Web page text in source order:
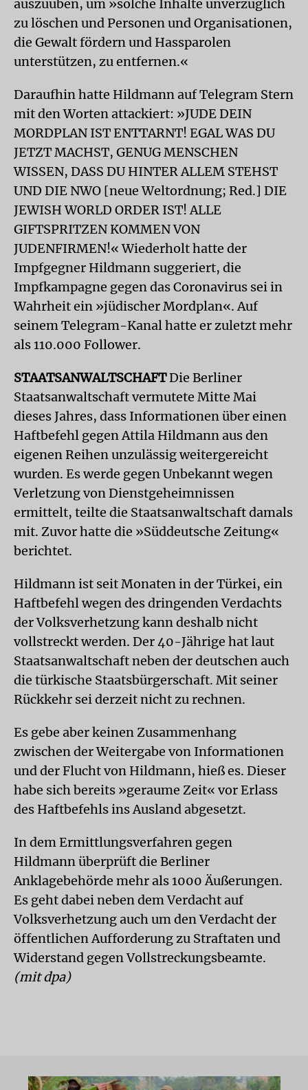
auszuüben, um »solche Inhalte unverzüglich
zu löschen und Personen und Organisationen,
die Gewalt fördern und Hassparolen
unterstützen, zu entfernen.«
Daraufhin hatte Hildmann auf Telegram Stern
mit den Worten attackiert: »JUDE DEIN
MORDPLAN IST ENTTARNT! EGAL WAS DU
JETZT MACHST, GENUG MENSCHEN
WISSEN, DASS DU HINTER ALLEM STEHST
UND DIE NWO [neue Weltordnung; Red.] DIE
JEWISH WORLD ORDER IST! ALLE
GIFTSPRITZEN KOMMEN VON
JUDENFIRMEN!« Wiederholt hatte der
Impfgegner Hildmann suggeriert, die
Impfkampagne gegen das Coronavirus sei in
Wahrheit ein »jüdischer Mordplan«. Auf
seinem Telegram-Kanal hatte er zuletzt mehr
als 110.000 Follower.
STAATSANWALTSCHAFTDie Berliner
Staatsanwaltschaft vermutete Mitte Mai
dieses Jahres, dass Informationen über einen
Haftbefehl gegen Attila Hildmann aus den
eigenen Reihen unzulässig weitergereicht
wurden. Es werde gegen Unbekannt wegen
Verletzung von Dienstgeheimnissen
ermittelt, teilte die Staatsanwaltschaft damals
mit. Zuvor hatte die »Süddeutsche Zeitung«
berichtet.
Hildmann ist seit Monaten in der Türkei, ein
Haftbefehl wegen des dringenden Verdachts
der Volksverhetzung kann deshalb nicht
vollstreckt werden. Der 40-Jährige hat laut
Staatsanwaltschaft neben der deutschen auch
die türkische Staatsbürgerschaft. Mit seiner
Rückkehr sei derzeit nicht zu rechnen.
Es gebe aber keinen Zusammenhang
zwischen der Weitergabe von Informationen
und der Flucht von Hildmann, hieß es. Dieser
habe sich bereits »geraume Zeit« vor Erlass
des Haftbefehls ins Ausland abgesetzt.
In dem Ermittlungsverfahren gegen
Hildmann überprüft die Berliner
Anklagebehörde mehr als 1000 Äußerungen.
Es geht dabei neben dem Verdacht auf
Volksverhetzung auch um den Verdacht der
öffentlichen Aufforderung zu Straftaten und
Widerstand gegen Vollstreckungsbeamte.
(mit dpa)